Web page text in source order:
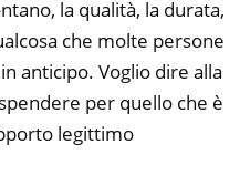
la qualità, la durata,
che molte persone
anticipo. Voglio dire alla
per quello che è
legittimo